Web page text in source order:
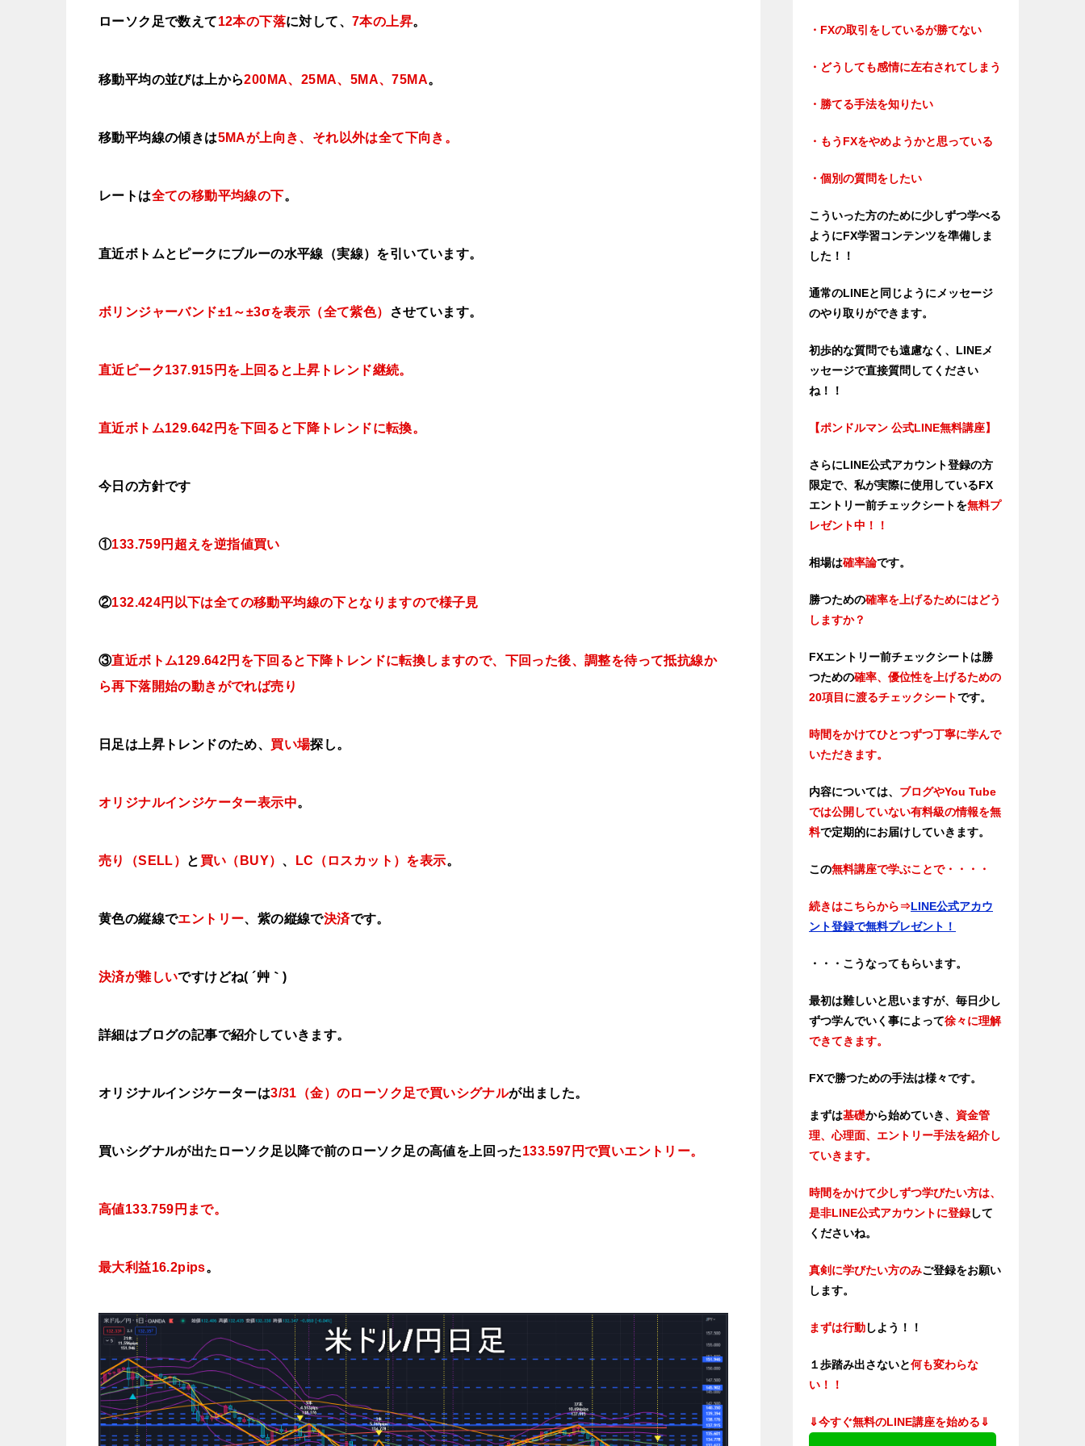
ローソク足で数えて12本の下落に対して、7本の上昇。
移動平均の並びは上から200MA、25MA、5MA、75MA。
移動平均線の傾きは5MAが上向き、それ以外は全て下向き 。
レートは全ての移動平均線の下。
直近ボトムとピークにブルーの水平線（実線）を引いています。
ボリンジャーバンド±1～±3σを表示（全て紫色） させています。
直近ピーク137.915円を上回ると上昇トレンド継続。
直近ボトム129.642円を下回ると下降トレンドに転換。
今日 の方針です
①133.759円超えを逆指値買い
②132.424円以下は全ての移動平均線の下となりますので様子見
③直近ボトム129.642円を下回ると下降トレンドに転換しますので、下回った後、調整を待って抵抗線か
ら再下落開始の動きがでれば売り
日足は上昇トレンドのため、 買い場探し。
オリジナルインジケーター表示中。
売り（SELL） と 買い（BUY） 、 LC（ロスカット）を表示。
黄色の縦線でエントリー、紫の縦線で決済です。
決済が難しいですけどね( ´艸｀)
詳細はブログの記事で紹介していきます。
オリジナルインジケーターは3/31（金）のローソク足で買いシグナルが出ました。
買いシグナルが出たローソク足以降で前のローソク足の高値を上 回った133.597円で買いエントリー。
高値133.759円まで。
最大利益16.2pips。
・FXの取引をしているが勝てない
・どうしても感情に左右されてしまう
・勝てる手法を知りたい
・もうFXをやめようかと思っている
・個別の質問をしたい
こういった方のために少しずつ学べる
ようにFX学習コンテンツを準備しま
した！！
通常のLINEと同じようにメッセージ
のやり取りができます。
初歩的な質問でも遠慮なく、LINEメ
ッセージで直接質問してください
ね！！
【ポンドルマン 公式LINE無料講座】
さらにLINE公式アカウント登録の方
限定で、私が実際に使用しているFX
エントリー前チェックシートを無料プ
レゼント中！！
相場は確率論です。
勝つための確率を上げるためにはどう
しますか？
FXエントリー前チェックシートは勝
つための確率、優位性を上げるための
20項目に渡るチェックシートです。
時間をかけてひとつずつ丁寧に学んで
いただきます。
内容については、 ブログやYou Tube
では公開していない有料級の情報を無
料で定期的にお届けしていきます。
この無料講座で学ぶことで・・・・
続きはこちらから⇒LINE公式アカウ
ント登録で無料プレゼント！
・・・こうなってもらいます。
最初は難しいと思いますが、毎日少し
ずつ学んでいく事によって徐々に理解
できてきます。
FXで勝つための手法は様々です。
まずは基礎から始めていき、 資金管
理、心理面、エントリー手法を紹介し
ていきます。
時間をかけて少しずつ学びたい方は、
是非LINE公式アカウントに登録して
くださいね。
真剣に学びたい方のみご登録をお願い
します。
まずは行動しよう！！
１歩踏み出さないと何も変わらな
い！！
⇓今すぐ無料のLINE講座を始める⇓